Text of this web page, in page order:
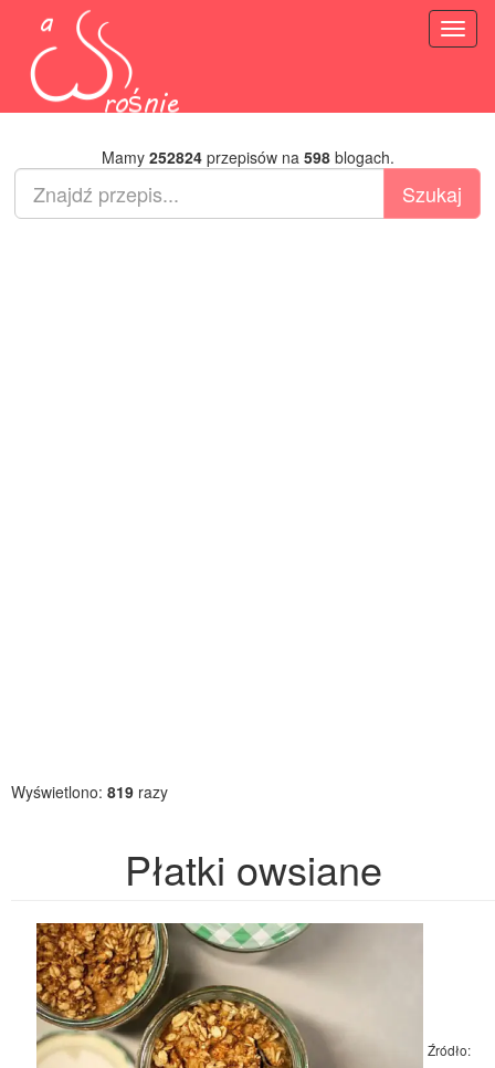
Mamy 252824przepisów na 598blogach.
Wyświetlono: 819 razy
Płatki owsiane
Źródło: